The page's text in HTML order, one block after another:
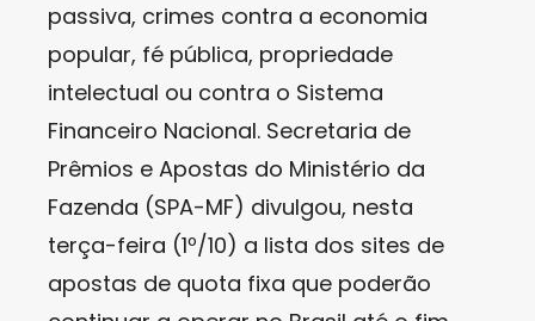
passiva, crimes contra a economia
popular, fé pública, propriedade
intelectual ou contra o Sistema
Financeiro Nacional. Secretaria de
Prêmios e Apostas do Ministério da
Fazenda (SPA-MF) divulgou, nesta
terça-feira (1º/10) a lista dos sites de
apostas de quota fixa que poderão